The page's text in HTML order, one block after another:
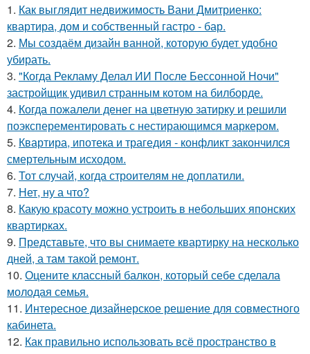
1. Как выглядит недвижимость Вани Дмитриенко:
квартира, дом и собственный гастро - бар.
2. Мы создаём дизайн ванной, которую будет удобно
убирать.
3. "Когда Рекламу Делал ИИ После Бессонной Ночи"
застройщик удивил странным котом на билборде.
4. Когда пожалели денег на цветную затирку и решили
поэксперементировать с нестирающимся маркером.
5. Квартира, ипотека и трагедия - конфликт закончился
смертельным исходом.
6. Тот случай, когда строителям не доплатили.
7. Нет, ну а что?
8. Какую красоту можно устроить в небольших японских
квартирках.
9. Представьте, что вы снимаете квартирку на несколько
дней, а там такой ремонт.
10. Оцените классный балкон, который себе сделала
молодая семья.
11. Интересное дизайнерское решение для совместного
кабинета.
12. Как правильно использовать всё пространство в